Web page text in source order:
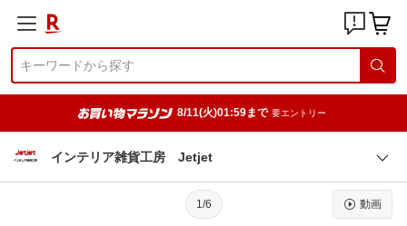
8/11(火)01:59まで 要エントリー
インテリア雑貨工房 Jetjet
1/6 動画